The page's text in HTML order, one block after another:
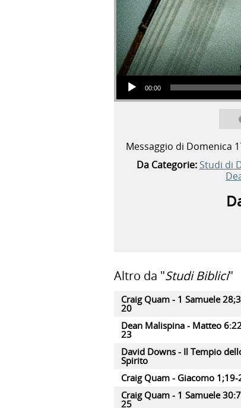
Audio Player
00:00
Messaggio di Domenica
Da Categorie: Studi di
Altro da "Studi Biblici"
Craig Quam - 1 Samuele
20
Dean Malispina - Matteo
23
David Downs - Il Tempio
Spirito
Craig Quam - Giacomo 1;19-
Craig Quam - 1 Samuele
25